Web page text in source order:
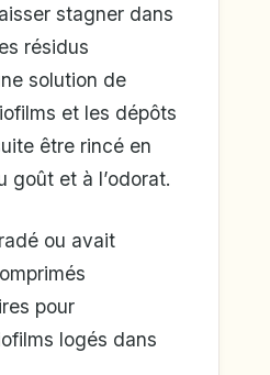
stagner dans
résidus
solution de
et les dépôts
être rincé en
goût et à l’odorat.
ou avait
pour
logés dans